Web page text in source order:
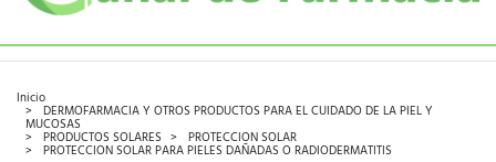
Inicio
DERMOFARMACIA Y OTROS PRODUCTOS PARA EL CUIDADO DE LA PIEL Y
MUCOSAS
PRODUCTOS SOLARES PROTECCION SOLAR
PROTECCION SOLAR PARA PIELES DAÑADAS O RADIODERMATITIS